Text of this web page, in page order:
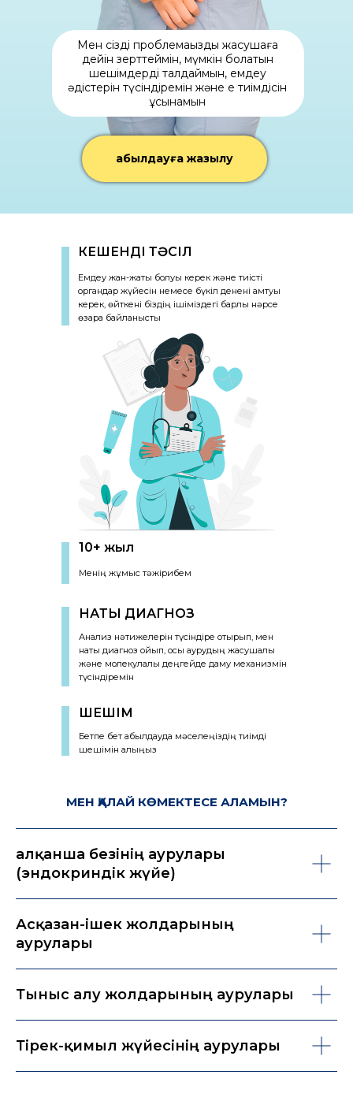
Қабылдауға жазылу
Мен сіздің проблемаңызды жасушаға
дейін зерттеймін, мүмкін болатын
шешімдерді талдаймын, емдеу
әдістерін түсіндіремін және ең тиімдісін
ұсынамын
МЕН ҚАЛАЙ КӨМЕКТЕСЕ АЛАМЫН?
Бетпе бет қабылдауда мәселеңіздің тиімді
шешімін алыңыз
ШЕШІМ
Анализ нәтижелерін түсіндіре отырып, мен
нақты диагноз қойып, осы аурудың жасушалық
және молекулалық деңгейде даму механизмін
түсіндіремін
НАҚТЫ ДИАГНОЗ
Менің жұмыс тәжірибем
10+ жыл
Емдеу жан-жақты болуы керек және тиісті
органдар жүйесін немесе бүкіл денені қамтуы
керек, өйткені біздің ішіміздегі барлық нәрсе
өзара байланысты
КЕШЕНДІ ТӘСІЛ
Қалқанша безінің аурулары
(эндокриндік жүйе)
Асқазан-ішек жолдарының
аурулары
Тыныс алу жолдарының аурулары
Тірек-қимыл жүйесінің аурулары